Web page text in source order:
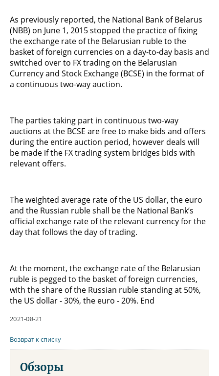
As previously reported, the National Bank of Belarus
(NBB) on June 1, 2015 stopped the practice of fixing
the exchange rate of the Belarusian ruble to the
basket of foreign currencies on a day-to-day basis and
switched over to FX trading on the Belarusian
Currency and Stock Exchange (BCSE) in the format of
a continuous two-way auction.
The parties taking part in continuous two-way
auctions at the BCSE are free to make bids and offers
during the entire auction period, however deals will
be made if the FX trading system bridges bids with
relevant offers.
The weighted average rate of the US dollar, the euro
and the Russian ruble shall be the National Bank’s
official exchange rate of the relevant currency for the
day that follows the day of trading.
At the moment, the exchange rate of the Belarusian
ruble is pegged to the basket of foreign currencies,
with the share of the Russian ruble standing at 50%,
the US dollar - 30%, the euro - 20%. End
2021-08-21
Возврат к списку
Обзоры